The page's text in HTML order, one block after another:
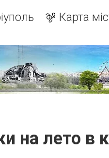
Карта
на лето в